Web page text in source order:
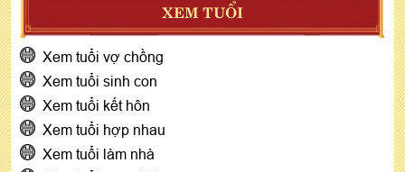
XEM TUỔI
Xem tuổi vợ chồng
Xem tuổi sinh con
Xem tuổi kết hôn
Xem tuổi hợp nhau
Xem tuổi làm nhà